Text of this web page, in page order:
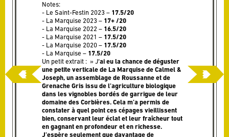
Notes:
Le Saint-Festin 2023 – 17.5/20
La Marquise 2023 – 17+ /20
La Marquise 2022 – 16.5/20
La Marquise 2021 – 17.5/20
La Marquise 2020 – 17.5/20
La Marquise – 17.5/20
Un petit extrait : » J‘ai eu la chance de déguster
une petite verticale de La Marquise de Calmel &
Joseph, un assemblage de Roussanne et de
Grenache Gris issu de l’agriculture biologique
dans les vignobles bordés de garrigue de leur
domaine des Corbières. Cela m’a permis de
constater à quel point ces cépages vieillissent
bien, conservant leur éclat et leur fraîcheur tout
en gagnant en profondeur et en richesse.
J’espère seulement que davantage de